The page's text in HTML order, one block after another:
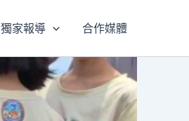
獨家報導 合作媒體